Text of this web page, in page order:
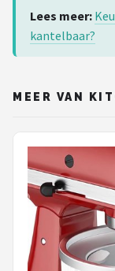
Lees meer:
kantelbaar?
MEER VAN